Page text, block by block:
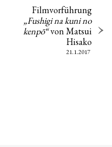
Filmvorführung
„Fushigi na kuni no
kenpō“von Matsui
Hisako
21.1.2017